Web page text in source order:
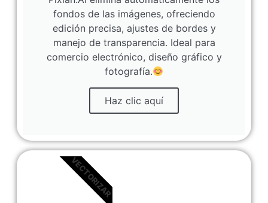
fondos de las imágenes, ofreciendo
edición precisa, ajustes de bordes y
manejo de transparencia. Ideal para
comercio electrónico, diseño gráfico y
fotografía.
Haz clic aquí
VECTORIZAR